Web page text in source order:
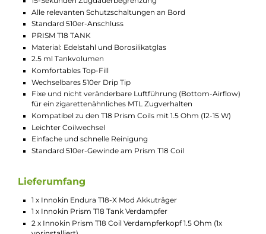
Reinigung des Tanks ermöglicht.
Die geschmacks- und dampfstarken Prism T18 Coils mit
Widerstand von 1.5 Ohm sind perfekt für ein gemütliches MTL
Dampfverhalten geeignet, das dem Zug an einer echten
Zigarette täuschend ähnlich ist. Dank der vielen Liquideinlässe
werden Watte und Wicklung optimal mit Liquid gesättigt (es
wird die Verwendung von Liquids mit einem VG-Anteil von
mehr als 50 % empfohlen) und dem Dampfer bietet sich bei
konstanten Leistungsausgabe von 13.5 W ein intensives
Geschmackserlebnis mit dichtem und weichem, angenehm
warmem Dampf. Die Coil wird einfach von unten in den Tank
gesteckt und dann durch den schraubbaren Base-Ring
gesichert. Die Unterseite der Coils besitzt ein Standard 510er-
auch ein "frisches" Standard 510er-Gewinde.
Technische Daten